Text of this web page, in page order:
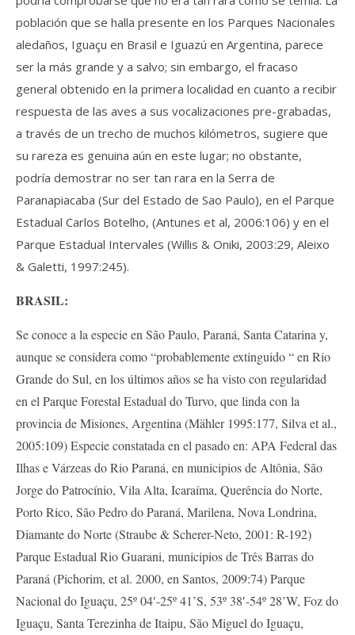
población que se halla presente en los Parques Nacionales
aledaños, Iguaçu en Brasil e Iguazú en Argentina, parece
ser la más grande y a salvo; sin embargo, el fracaso
general obtenido en la primera localidad en cuanto a recibir
respuesta de las aves a sus vocalizaciones pre-grabadas,
a través de un trecho de muchos kilómetros, sugiere que
su rareza es genuina aún en este lugar; no obstante,
podría demostrar no ser tan rara en la Serra de
Paranapiacaba (Sur del Estado de Sao Paulo), en el Parque
Estadual Carlos Botelho, (Antunes et al, 2006:106) y en el
Parque Estadual Intervales (Willis & Oniki, 2003:29, Aleixo
& Galetti, 1997:245).
BRASIL:
Se conoce a la especie en São Paulo, Paraná, Santa Catarina y,
aunque se considera como “probablemente extinguido “ en Rio
Grande do Sul, en los últimos años se ha visto con regularidad
en el Parque Forestal Estadual do Turvo, que linda con la
provincia de Misiones, Argentina (Mähler 1995:177, Silva et al.,
2005:109) Especie constatada en el pasado en: APA Federal das
Ilhas e Várzeas do Rio Paraná, en municipios de Altônia, São
Jorge do Patrocínio, Vila Alta, Icaraíma, Querência do Norte,
Porto Rico, São Pedro do Paraná, Marilena, Nova Londrina,
Diamante do Norte (Straube & Scherer-Neto, 2001: R-192)
Parque Estadual Rio Guarani, municipios de Três Barras do
Paraná (Pichorim, et al. 2000, en Santos, 2009:74) Parque
Nacional do Iguaçu, 25º 04′-25º 41’S, 53º 38′-54º 28’W, Foz do
Iguaçu, Santa Terezinha de Itaipu, São Miguel do Iguaçu,